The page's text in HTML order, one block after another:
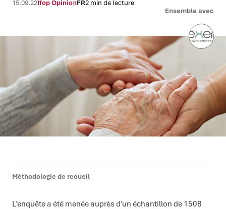
Ensemble avec
15.09.22Ifop OpinionFR2 min de lecture
Méthodologie de recueil
L’enquête a été menée auprès d’un échantillon de 1508